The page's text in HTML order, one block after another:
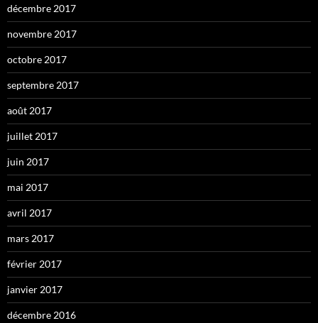
décembre 2017
novembre 2017
octobre 2017
septembre 2017
août 2017
juillet 2017
juin 2017
mai 2017
avril 2017
mars 2017
février 2017
janvier 2017
décembre 2016